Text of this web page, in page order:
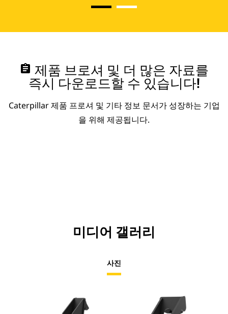
assignment 제품 브로셔 및 더 많은 자료를
즉시 다운로드할 수 있습니다!
Caterpillar 제품 프로셔 및 기타 정보 문서가 성장하는 기업
을 위해 제공됩니다.
미디어 갤러리
사진